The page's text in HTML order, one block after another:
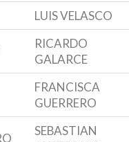
LUIS VELASCO
RICARDO
GALARCE
FRANCISCA
GUERRERO
SEBASTIAN